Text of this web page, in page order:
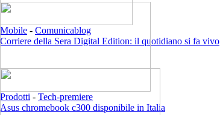
Mobile - Comunicablog
Corriere della Sera Digital Edition: il quotidiano si fa vivo
Prodotti - Tech-premiere
Asus chromebook c300 disponibile in Italia